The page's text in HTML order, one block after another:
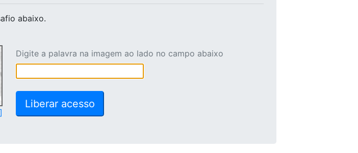
abaixo.
Digite a palavra na imagem ao lado no campo abaixo